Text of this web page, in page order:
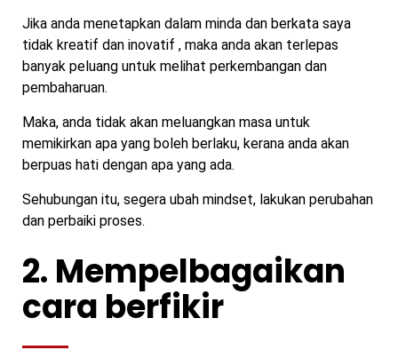
Jika anda menetapkan dalam minda dan berkata saya
tidak kreatif dan inovatif , maka anda akan terlepas
banyak peluang untuk melihat perkembangan dan
pembaharuan.
Maka, anda tidak akan meluangkan masa untuk
memikirkan apa yang boleh berlaku, kerana anda akan
berpuas hati dengan apa yang ada.
Sehubungan itu, segera ubah mindset, lakukan perubahan
dan perbaiki proses.
2. Mempelbagaikan
cara berfikir